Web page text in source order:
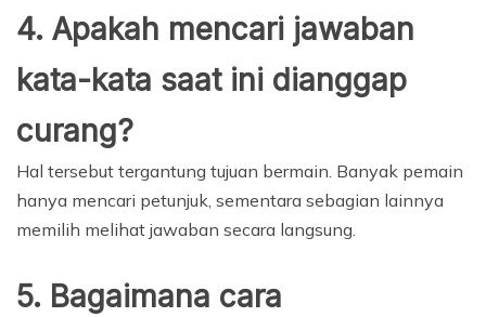
4. Apakah mencari jawaban
kata-kata saat ini dianggap
curang?
Hal tersebut tergantung tujuan bermain. Banyak pemain
hanya mencari petunjuk, sementara sebagian lainnya
memilih melihat jawaban secara langsung.
5. Bagaimana cara